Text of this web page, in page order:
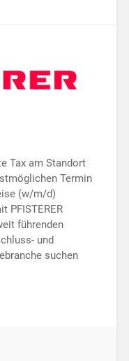
Tax am Standort
Termin
(w/m/d)
PFISTERER
führenden
und
suchen